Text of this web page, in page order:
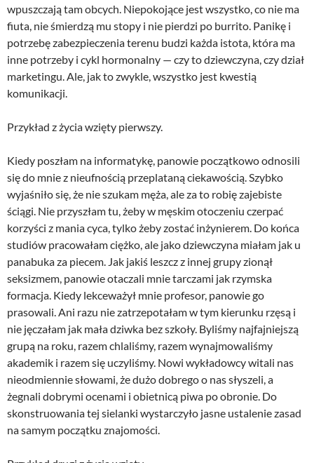
wpuszczają tam obcych. Niepokojące jest wszystko, co nie ma
fiuta, nie śmierdzą mu stopy i nie pierdzi po burrito. Panikę i
potrzebę zabezpieczenia terenu budzi każda istota, która ma
inne potrzeby i cykl hormonalny — czy to dziewczyna, czy dział
marketingu. Ale, jak to zwykle, wszystko jest kwestią
komunikacji.
Przykład z życia wzięty pierwszy.
Kiedy poszłam na informatykę, panowie początkowo odnosili
się do mnie z nieufnością przeplataną ciekawością. Szybko
wyjaśniło się, że nie szukam męża, ale za to robię zajebiste
ściągi. Nie przyszłam tu, żeby w męskim otoczeniu czerpać
korzyści z mania cyca, tylko żeby zostać inżynierem. Do końca
studiów pracowałam ciężko, ale jako dziewczyna miałam jak u
panabuka za piecem. Jak jakiś leszcz z innej grupy zionął
seksizmem, panowie otaczali mnie tarczami jak rzymska
formacja. Kiedy lekceważył mnie profesor, panowie go
prasowali. Ani razu nie zatrzepotałam w tym kierunku rzęsą i
nie jęczałam jak mała dziwka bez szkoły. Byliśmy najfajniejszą
grupą na roku, razem chlaliśmy, razem wynajmowaliśmy
akademik i razem się uczyliśmy. Nowi wykładowcy witali nas
nieodmiennie słowami, że dużo dobrego o nas słyszeli, a
żegnali dobrymi ocenami i obietnicą piwa po obronie. Do
skonstruowania tej sielanki wystarczyło jasne ustalenie zasad
na samym początku znajomości.